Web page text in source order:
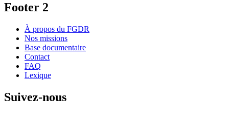
Footer 2
À propos du FGDR
Nos missions
Base documentaire
Contact
FAQ
Lexique
Suivez-nous